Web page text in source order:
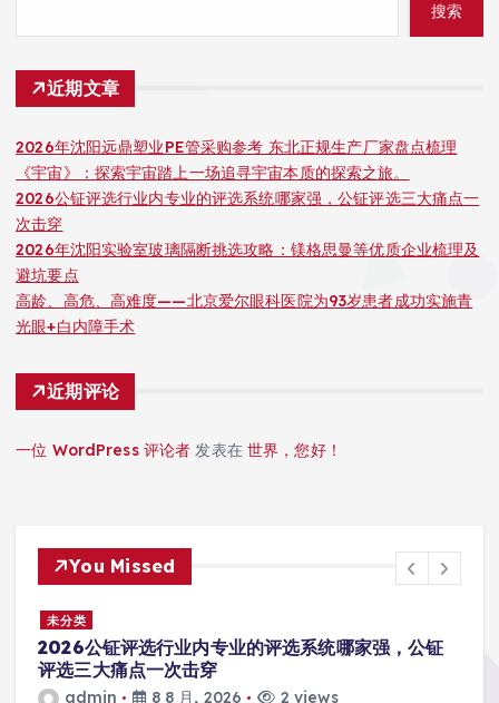
搜索
近期文章
2026年沈阳远鼎塑业PE管采购参考 东北正规生产厂家盘点梳理
《宇宙》：探索宇宙踏上一场追寻宇宙本质的探索之旅。
2026公钲评选行业内专业的评选系统哪家强，公钲评选三大痛点一
次击穿
2026年沈阳实验室玻璃隔断挑选攻略：镁格思曼等优质企业梳理及
避坑要点
高龄、高危、高难度——北京爱尔眼科医院为93岁患者成功实施青
光眼+白内障手术
近期评论
一位 WordPress 评论者 发表在世界，您好！
You Missed
未分类
2026公钲评选行业内专业的评选系统哪家强，公钲
评选三大痛点一次击穿
admin 8 8 月, 2026 2 views